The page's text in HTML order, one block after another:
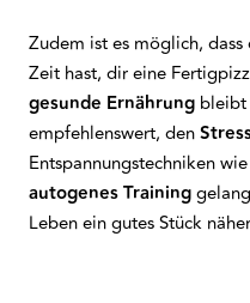
Zudem ist es möglich,
Zeit hast, dir eine
gesunde Ernährung bleibt
empfehlenswert, den
Entspannungstechniken wie
autogenes Training
Leben ein gutes Stück